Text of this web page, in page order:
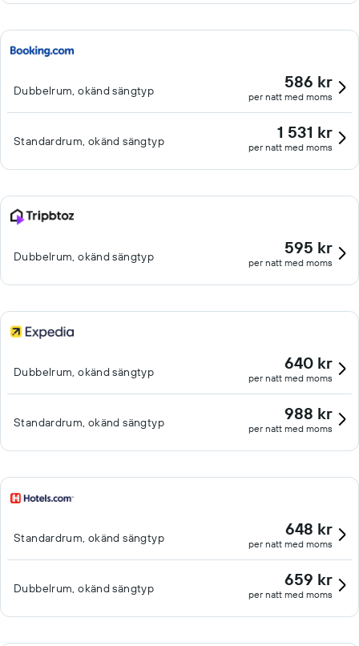
Dubbelrum, okänd sängtyp 586 kr
per natt med moms
Standardrum, okänd sängtyp 1 531 kr
per natt med moms
Dubbelrum, okänd sängtyp 595 kr
per natt med moms
Dubbelrum, okänd sängtyp 640 kr
per natt med moms
Standardrum, okänd sängtyp 988 kr
per natt med moms
Standardrum, okänd sängtyp 648 kr
per natt med moms
Dubbelrum, okänd sängtyp 659 kr
per natt med moms